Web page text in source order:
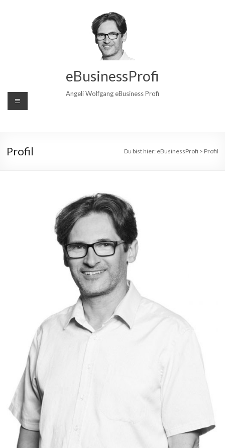
eBusinessProfi
Angeli Wolfgang eBusiness Profi
Profil Du bist hier: eBusinessProfi > Profil